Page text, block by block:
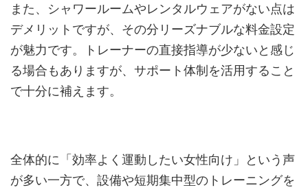
また、シャワールームやレンタルウェアがない点は
デメリットですが、その分リーズナブルな料金設定
が魅力です。トレーナーの直接指導が少ないと感じ
る場合もありますが、サポート体制を活用すること
で十分に補えます。
全体的に「効率よく運動したい女性向け」という声
が多い一方で、設備や短期集中型のトレーニングを